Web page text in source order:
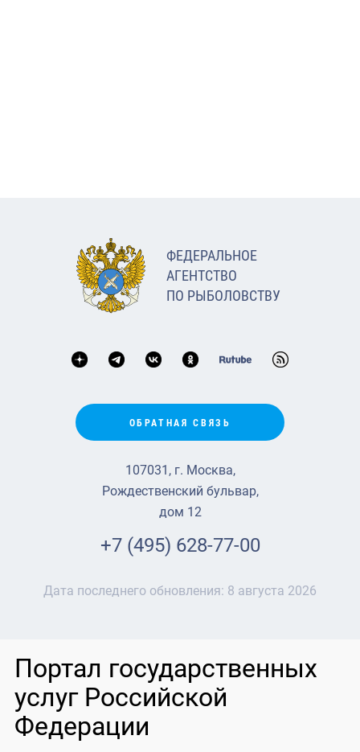
ФЕДЕРАЛЬНОЕ
АГЕНТСТВО
ПО РЫБОЛОВСТВУ
ОБРАТНАЯ СВЯЗЬ
107031, г. Москва,
Рождественский бульвар,
дом 12
+7 (495) 628-77-00
Дата последнего обновления: 8 августа 2026
Портал государственных
услуг Российской
Федерации